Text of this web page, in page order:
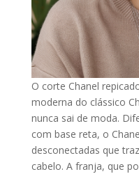
O corte Chanel
moderna do clássico
nunca sai de moda.
com base reta, o
desconectadas que
cabelo. A franja, que